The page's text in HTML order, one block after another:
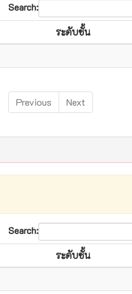
Search:
ระดับชั้น
Previous
Next
Search:
ระดับชั้น